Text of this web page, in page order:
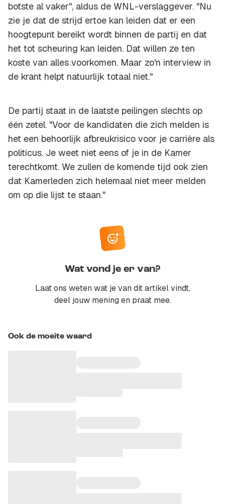
botste al vaker", aldus de WNL-verslaggever. "Nu
zie je dat de strijd ertoe kan leiden dat er een
hoogtepunt bereikt wordt binnen de partij en dat
het tot scheuring kan leiden. Dat willen ze ten
koste van alles voorkomen. Maar zo'n interview in
de krant helpt natuurlijk totaal niet."
De partij staat in de laatste peilingen slechts op
één zetel. "Voor de kandidaten die zich melden is
het een behoorlijk afbreukrisico voor je carrière als
politicus. Je weet niet eens of je in de Kamer
terechtkomt. We zullen de komende tijd ook zien
dat Kamerleden zich helemaal niet meer melden
om op die lijst te staan."
Wat vond je er van?
Laat ons weten wat je van dit artikel vindt,
deel jouw mening en praat mee.
Ook de moeite waard